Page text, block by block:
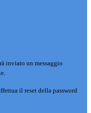
inviato un messaggio
il reset della password